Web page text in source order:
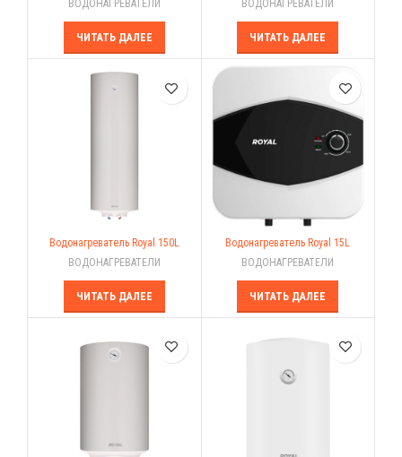
ВОДОНАГРЕВАТЕЛИ
ЧИТАТЬ ДАЛЕЕ
ВОДОНАГРЕВАТЕЛИ
ЧИТАТЬ ДАЛЕЕ
Водонагреватель Royal 150L
ВОДОНАГРЕВАТЕЛИ
ЧИТАТЬ ДАЛЕЕ
Водонагреватель Royal 15L
ВОДОНАГРЕВАТЕЛИ
ЧИТАТЬ ДАЛЕЕ